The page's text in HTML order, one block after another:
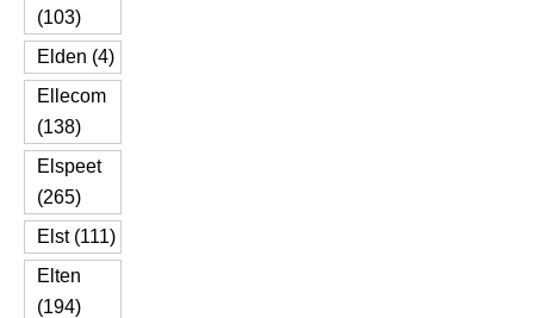
(103)
Elden (4)
Ellecom
(138)
Elspeet
(265)
Elst (111)
Elten
(194)